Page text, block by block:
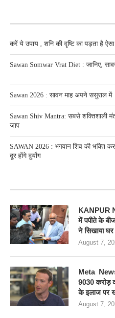
करें ये उपाय , शनि की दृष्टि का पड़ता है
Sawan Somwar Vrat Diet : जानिए,
Sawan 2026 : सावन माह अपने ससुराल में
Sawan Shiv Mantra: सबसे शक्तिशाली
जाप
SAWAN 2026 : भगवान शिव की भक्ति
दूर होंगे दुर्योग
KANPUR
में पपीते के
ने सिखाया
August 7,
Meta
9030 करोड़
के इलाज पर
August 7,